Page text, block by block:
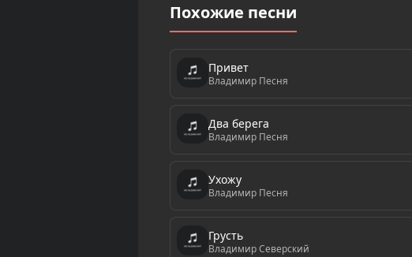
Похожие песни
Привет
Владимир Песня
Два берега
Владимир Песня
Ухожу
Владимир Песня
Грусть
Владимир Северский